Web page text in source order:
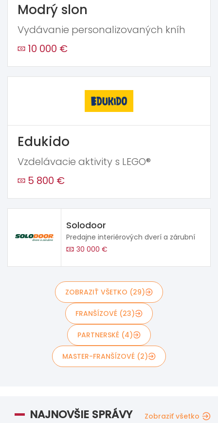
Modrý slon
Vydávanie personalizovaných kníh
10 000 €
Edukido
Vzdelávacie aktivity s LEGO®
5 800 €
Solodoor
Predajne interiérových dverí a zárubní
30 000 €
ZOBRAZIŤ VŠETKO (29)
FRANŠÍZOVÉ (23)
PARTNERSKÉ (4)
MASTER-FRANŠÍZOVÉ (2)
NAJNOVŠIE SPRÁVY Zobraziť všetko